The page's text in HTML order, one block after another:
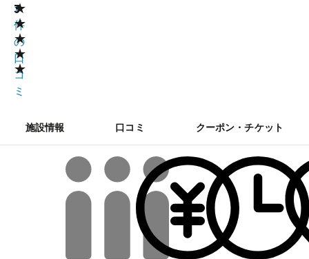
★
★
★
★
★
3
1
件
の
口
コ
ミ
施設情報 口コミ クーポン・チケット